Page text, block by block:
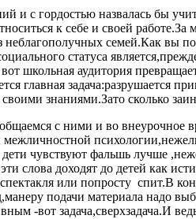
и с гордостью назвалась бы
к себе и своей
семей.Как вы
статуса
школьная аудитория
главная задача:разрушается
знаниями.Зато сколько
с ними и во внеурочное
чувствуют фальшь лучше
слова доходят до детей как
или попросту спит.В
подачи материала надо
-вот задача,сверхзадача.И